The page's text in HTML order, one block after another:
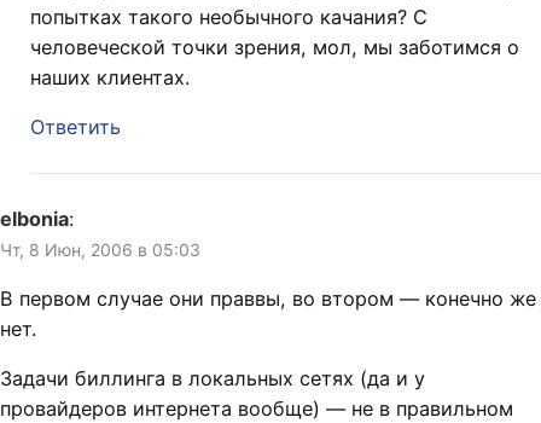
попытках такого необычного качания? С
человеческой точки зрения, мол, мы заботимся о
наших клиентах.
Ответить
elbonia:
Чт, 8 Июн, 2006 в 05:03
В первом случае они праввы, во втором — конечно же
нет.
Задачи биллинга в локальных сетях (да и у
провайдеров интернета вообще) — не в правильном